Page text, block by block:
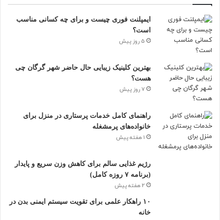
۳. یک محیط خواب آرام بساز
محیط خواب باید آرامش بدهد.
اتاق تاریک
دمای معتدل
سروصدا کم
اگر نور آزاردهنده است، از چشم‌بند استفاده کن.
و
د
ر
ا
و
ا
ر
ن
ی
د
ایمپلنت فوری چیست و برای چه کسانی مناسب
است؟
5 روز پیش
بهترین کلینیک زیبایی حال حاضر شهر گرگان چی
هست؟
7 روز پیش
راهنمای کامل خدمات پرستاری در منزل برای
خانواده‌های پرمشغله
1 هفته پیش
رژیم غذایی سالم برای کاهش وزن سریع و پایدار
(برنامه ۷ روزه کامل)
2 هفته پیش
۱۰ راهکار علمی برای تقویت سیستم ایمنی بدن در
خانه